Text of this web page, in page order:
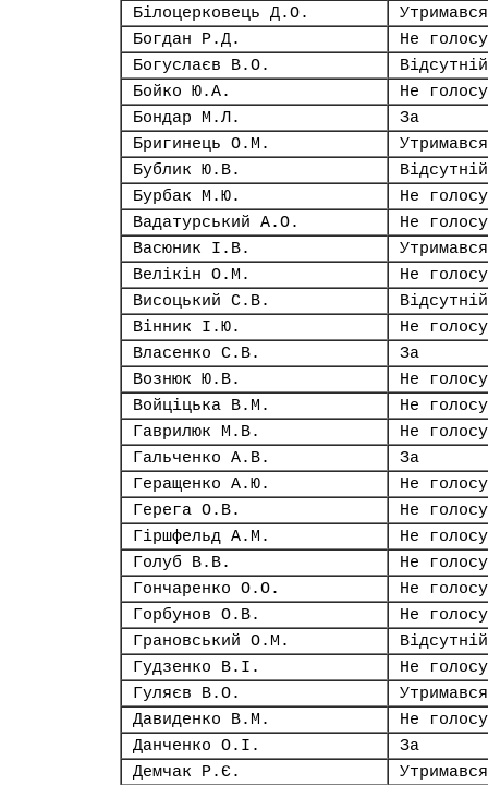
Білоцерковець Д.О.
Утримався
Богдан Р.Д.
Не
Богуслаєв В.О.
Відсутній
Бойко Ю.А.
Не
Бондар М.Л.
За
Бригинець О.М.
Утримався
Бублик Ю.В.
Відсутній
Бурбак М.Ю.
Не
Вадатурський А.О.
Не
Васюник І.В.
Утримався
Велікін О.М.
Не
Висоцький С.В.
Відсутній
Вінник І.Ю.
Не
Власенко С.В.
За
Вознюк Ю.В.
Не
Войціцька В.М.
Не
Гаврилюк М.В.
Не
Гальченко А.В.
За
Геращенко А.Ю.
Не
Герега О.В.
Не
Гіршфельд А.М.
Не
Голуб В.В.
Не
Гончаренко О.О.
Не
Горбунов О.В.
Не
Грановський О.М.
Відсутній
Гудзенко В.І.
Не
Гуляєв В.О.
Утримався
Давиденко В.М.
Не
Данченко О.І.
За
Демчак Р.Є.
Утримався